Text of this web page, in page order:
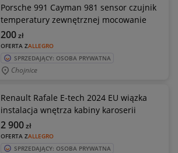
Porsche 991 Cayman 981 sensor czujnik
temperatury zewnętrznej mocowanie
OFERTA ZALLEGRO
200zł
SPRZEDAJĄCY: OSOBA PRYWATNA
Chojnice
Renault Rafale E-tech 2024 EU wiązka
instalacja wnętrza kabiny karoserii
OFERTA ZALLEGRO
2 900zł
SPRZEDAJĄCY: OSOBA PRYWATNA